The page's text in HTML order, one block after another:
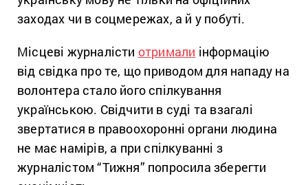
заходах чи в соцмережах, а й у побуті.
Місцеві журналісти отримали інформацію
від свідка про те, що приводом для нападу на
волонтера стало його спілкування
українською. Свідчити в суді та взагалі
звертатися в правоохоронні органи людина
не має намірів, а при спілкуванні з
журналістом “Тижня” попросила зберегти